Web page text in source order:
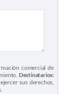
comercial de
Destinatarios:
sus derechos,